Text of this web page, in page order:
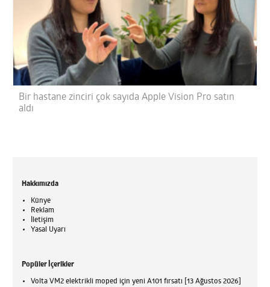
Bir hastane zinciri çok sayıda Apple Vision Pro satın
aldı
Hakkımızda
Künye
Reklam
İletişim
Yasal Uyarı
Popüler İçerikler
Volta VM2 elektrikli moped için yeni A101 fırsatı [13 Ağustos 2026]